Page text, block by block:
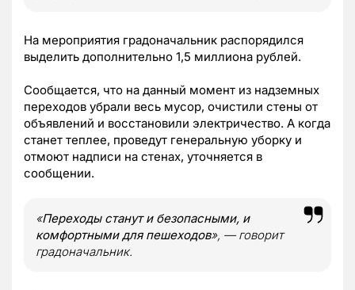
На мероприятия градоначальник распорядился
выделить дополнительно 1,5 миллиона рублей.
Сообщается, что на данный момент из надземных
переходов убрали весь мусор, очистили стены от
объявлений и восстановили электричество. А когда
станет теплее, проведут генеральную уборку и
отмоют надписи на стенах, уточняется в
сообщении.
«Переходы станут и безопасными, и
комфортными для пешеходов», —говорит
градоначальник.